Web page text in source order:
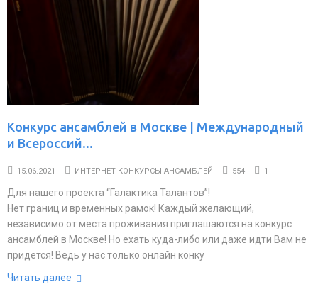
Конкурс ансамблей в Москве | Международный
и Всероссий...
15.06.2021 ИНТЕРНЕТ-КОНКУРСЫ АНСАМБЛЕЙ 554 1
Для нашего проекта “Галактика Талантов”!
Нет границ и временных рамок! Каждый желающий,
независимо от места проживания приглашаются на конкурс
ансамблей в Москве! Но ехать куда-либо или даже идти Вам не
придется! Ведь у нас только онлайн конку
Читать далее